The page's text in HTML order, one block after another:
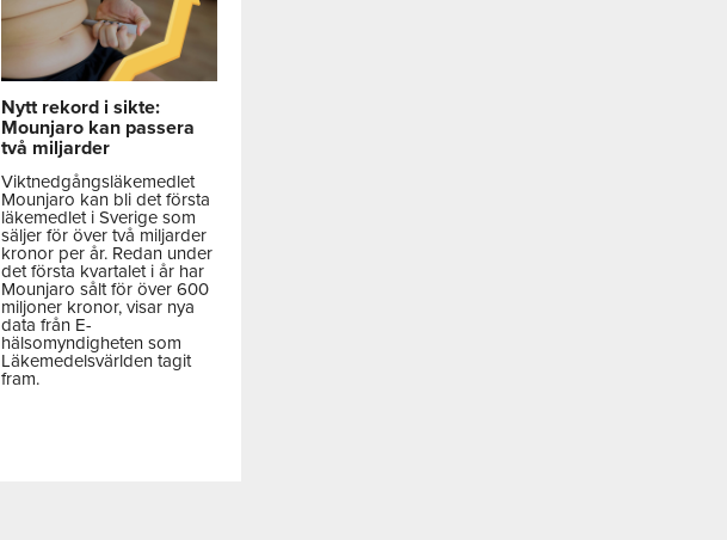
Nytt rekord i sikte:
Mounjaro kan passera
två miljarder
Viktnedgångsläkemedlet
Mounjaro kan bli det första
läkemedlet i Sverige som
säljer för över två miljarder
kronor per år. Redan under
det första kvartalet i år har
Mounjaro sålt för över 600
miljoner kronor, visar nya
data från E-
hälsomyndigheten som
Läkemedelsvärlden tagit
fram.